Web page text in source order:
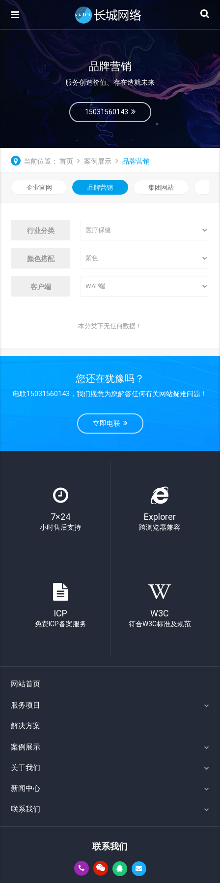
品牌营销
服务创造价值、存在造就未来
15031560143
当前位置： 首页 案例展示 品牌营销
企业官网 品牌营销 集团网站
行业分类
颜色搭配
客户端
本分类下无任何数据！
您还在犹豫吗？
电联15031560143，我们愿意为您解答任何有关网站疑难问题！
立即电联
7×24
小时售后支持
Explorer
跨浏览器兼容
ICP
免费ICP备案服务
W3C
符合W3C标准及规范
网站首页
服务项目
解决方案
案例展示
关于我们
新闻中心
联系我们
联系我们